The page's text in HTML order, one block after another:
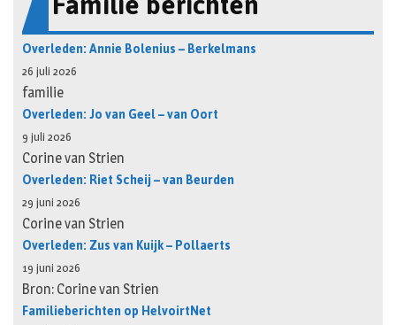
Overleden: Annie Bolenius – Berkelmans
26 juli 2026
familie
Overleden: Jo van Geel – van Oort
9 juli 2026
Corine van Strien
Overleden: Riet Scheij – van Beurden
29 juni 2026
Corine van Strien
Overleden: Zus van Kuijk – Pollaerts
19 juni 2026
Bron: Corine van Strien
Familieberichten op HelvoirtNet